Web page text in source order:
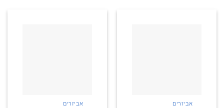
אביזרים אביזרים